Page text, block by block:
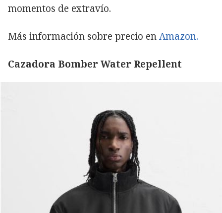
momentos de extravío.
Más información sobre precio enAmazon.
Cazadora Bomber Water Repellent